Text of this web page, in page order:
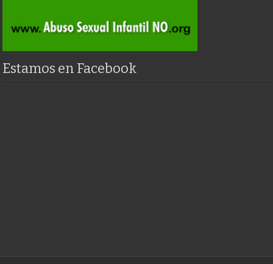
Estamos en Facebook